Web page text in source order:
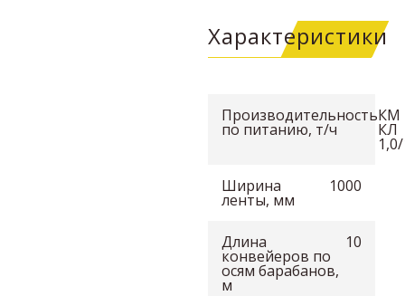
Характеристики
Производительность
по питанию, т/ч
КМ
КЛ
Ширина
ленты, мм
1000
Длина
конвейеров по
осям барабанов,
м
10